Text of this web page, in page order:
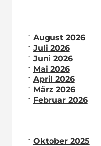
August 2026
Juli 2026
Juni 2026
Mai 2026
April 2026
März 2026
Februar 2026
Oktober 2025